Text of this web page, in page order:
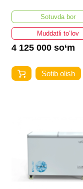
Sotuvda bor
Muddatli to‘lov
4 125 000 so‘m
Sotib olish